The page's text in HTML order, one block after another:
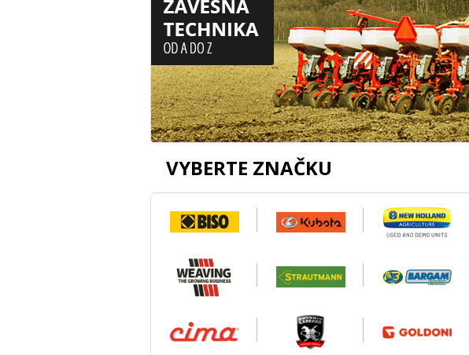
VYBERTE ZNAČKU